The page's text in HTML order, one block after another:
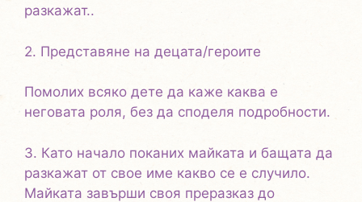
разкажат..
2. Представяне на децата/героите
Помолих всяко дете да каже каква е
неговата роля, без да споделя подробности.
3. Като начало поканих майката и бащата да
разкажат от свое име какво се е случило.
Майката завърши своя преразказ до